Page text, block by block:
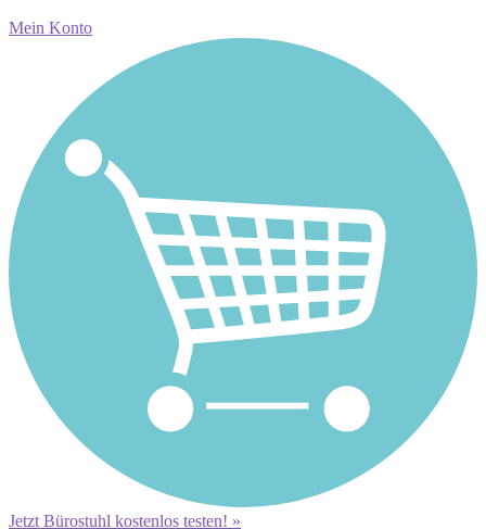
Mein Konto
Jetzt Bürostuhl kostenlos testen! »